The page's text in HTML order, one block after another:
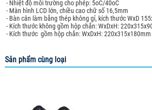
- Nhiệt độ môi trường cho phép: 5oC/40oC
- Màn hình LCD lớn, chiều cao chữ số 16,5mm
- Bàn cân làm bằng thép không gỉ, kích thước WxD
- Kích thước không gồm hộp chắn: WxDxH:
- Kích thước gồm hộp chắn: WxDxH: 220x315x180mm
Sản phẩm cùng loại